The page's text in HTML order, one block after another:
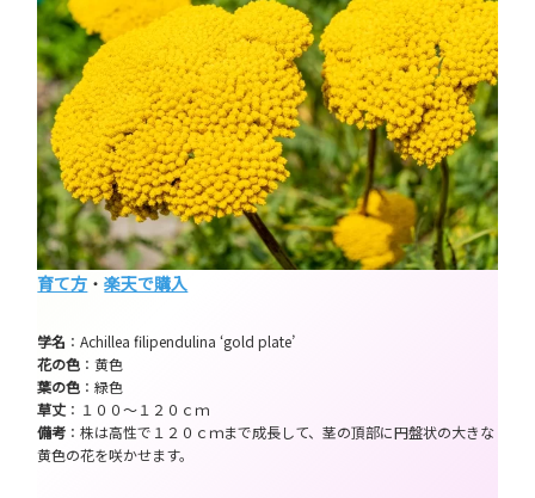
育て方 ・楽天で購入
学名 ：Achillea filipendulina ‘gold plate’
花の色 ：黄色
葉の色 ：緑色
草丈 ：１００～１２０ｃｍ
備考 ：株は高性で１２０ｃｍまで成長して、茎の頂部に円盤状の大きな
黄色の花を咲かせます。